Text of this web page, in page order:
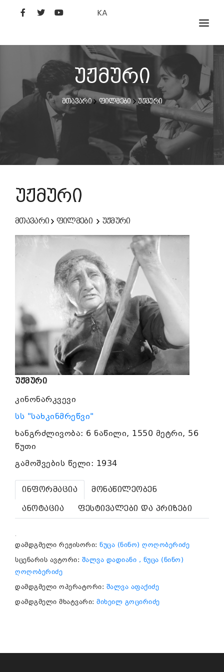
KA
ᲤᲘᲚᲛᲔᲑᲘ
ᲮᲔᲚᲝᲕᲐᲜᲘ
ᲙᲘᲜᲝᲡᲢᲣᲓᲘᲐ
ᲙᲘᲜᲝᲐᲙᲐᲓᲔᲛᲘᲐ
უჟმური
მთავარი ფილმები უჟმური
უჟმური
მთავარი ფილმები უჟმური
უჟმური
კინონარკვევი
სს "სახკინმრეწვი"
ხანგრძლივობა: 6 ნაწილი, 1550 მეტრი, 56
წუთი
გამოშვების წელი: 1934
ინფორმაცია
მონაწილეობენ
ანოტაცია
ფესტივალები და პრიზები
.
დამდგმელი რეჟისორი: ნუცა (ნინო) ღოღობერიძე
სცენარის ავტორი: შალვა დადიანი , ნუცა (ნინო)
ღოღობერიძე
დამდგმელი ოპერატორი: შალვა აფაქიძე
დამდგმელი მხატვარი: მიხეილ გოცირიძე